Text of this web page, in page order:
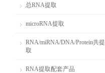
总RNA提取
microRNA提取
RNA/miRNA/DNA/Protein共提
取
RNA提取配套产品